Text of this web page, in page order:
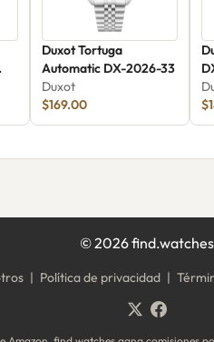
Duxot Tortuga
Automatic DX-2026-33
Duxot
$169.00
©2026find.watches
| Política de privacidad |